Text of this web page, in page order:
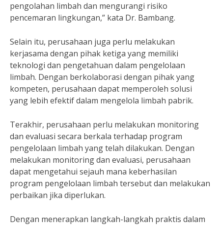
pengolahan limbah dan mengurangi risiko
pencemaran lingkungan,” kata Dr. Bambang.
Selain itu, perusahaan juga perlu melakukan
kerjasama dengan pihak ketiga yang memiliki
teknologi dan pengetahuan dalam pengelolaan
limbah. Dengan berkolaborasi dengan pihak yang
kompeten, perusahaan dapat memperoleh solusi
yang lebih efektif dalam mengelola limbah pabrik.
Terakhir, perusahaan perlu melakukan monitoring
dan evaluasi secara berkala terhadap program
pengelolaan limbah yang telah dilakukan. Dengan
melakukan monitoring dan evaluasi, perusahaan
dapat mengetahui sejauh mana keberhasilan
program pengelolaan limbah tersebut dan melakukan
perbaikan jika diperlukan.
Dengan menerapkan langkah-langkah praktis dalam